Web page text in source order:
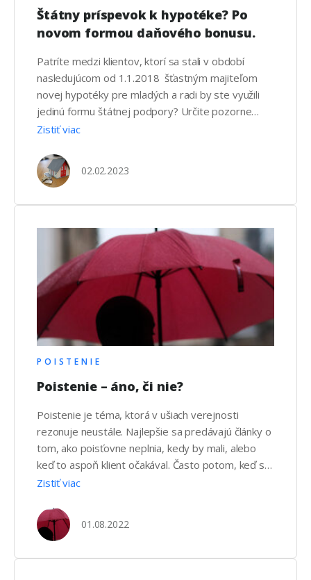
Štátny príspevok k hypotéke? Po
novom formou daňového bonusu.
Patríte medzi klientov, ktorí sa stali v období
nasledujúcom od 1.1.2018 šťastným majiteľom
novej hypotéky pre mladých a radi by ste využili
jedinú formu štátnej podpory? Určite pozorne
sledujte nasledujúce riadky a pozrime sa spolu na
novom: daňový bonus. Tento bonus sa stal
náhradou pôvodného štátneho príspevku, …
Zistiť viac
02.02.2023
POISTENIE
Poistenie – áno, či nie?
Poistenie je téma, ktorá v ušiach verejnosti
rezonuje neustále. Najlepšie sa predávajú články o
tom, ako poisťovne neplnia, kedy by mali, alebo
keď to aspoň klient očakával. Často potom, keď sa
na konkrétny prípad pozriete viac do hĺbky, zistíte,
že tú chybu nájdete medzi stoličkou …
Zistiť viac
01.08.2022